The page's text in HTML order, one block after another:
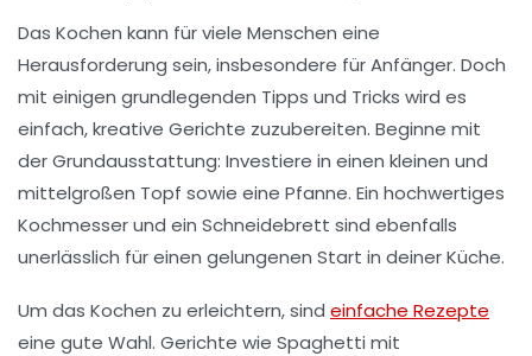
Das Kochen kann für viele Menschen eine
Herausforderung sein, insbesondere fürAnfänger. Doch
mit einigen grundlegenden Tipps und Tricks wird es
einfach, kreative Gerichte zuzubereiten. Beginne mit
derGrundausstattung: Investiere in einen kleinen und
mittelgroßen Topf sowie eine Pfanne. Ein hochwertiges
Kochmesserund ein Schneidebrett sind ebenfalls
unerlässlich für einen gelungenen Start in deiner Küche.
Um das Kochen zu erleichtern, sind einfache Rezepte
eine gute Wahl. Gerichte wie Spaghetti mit